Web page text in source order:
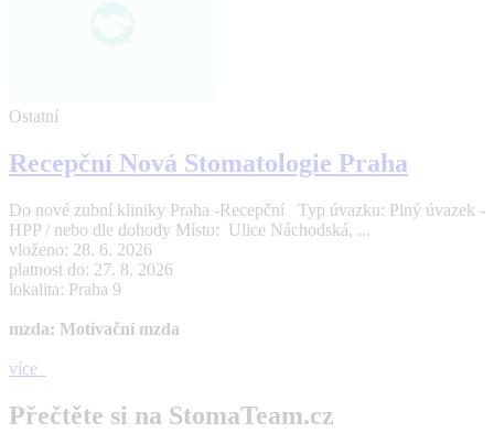
Ostatní
Recepční Nová Stomatologie Praha
Do nové zubní kliniky Praha -Recepční Typ úvazku: Plný úvazek -
HPP / nebo dle dohody Místo: Ulice Náchodská, ...
vloženo: 28. 6. 2026
platnost do: 27. 8. 2026
lokalita: Praha 9
mzda: Motivační mzda
více
Přečtěte si na StomaTeam.cz